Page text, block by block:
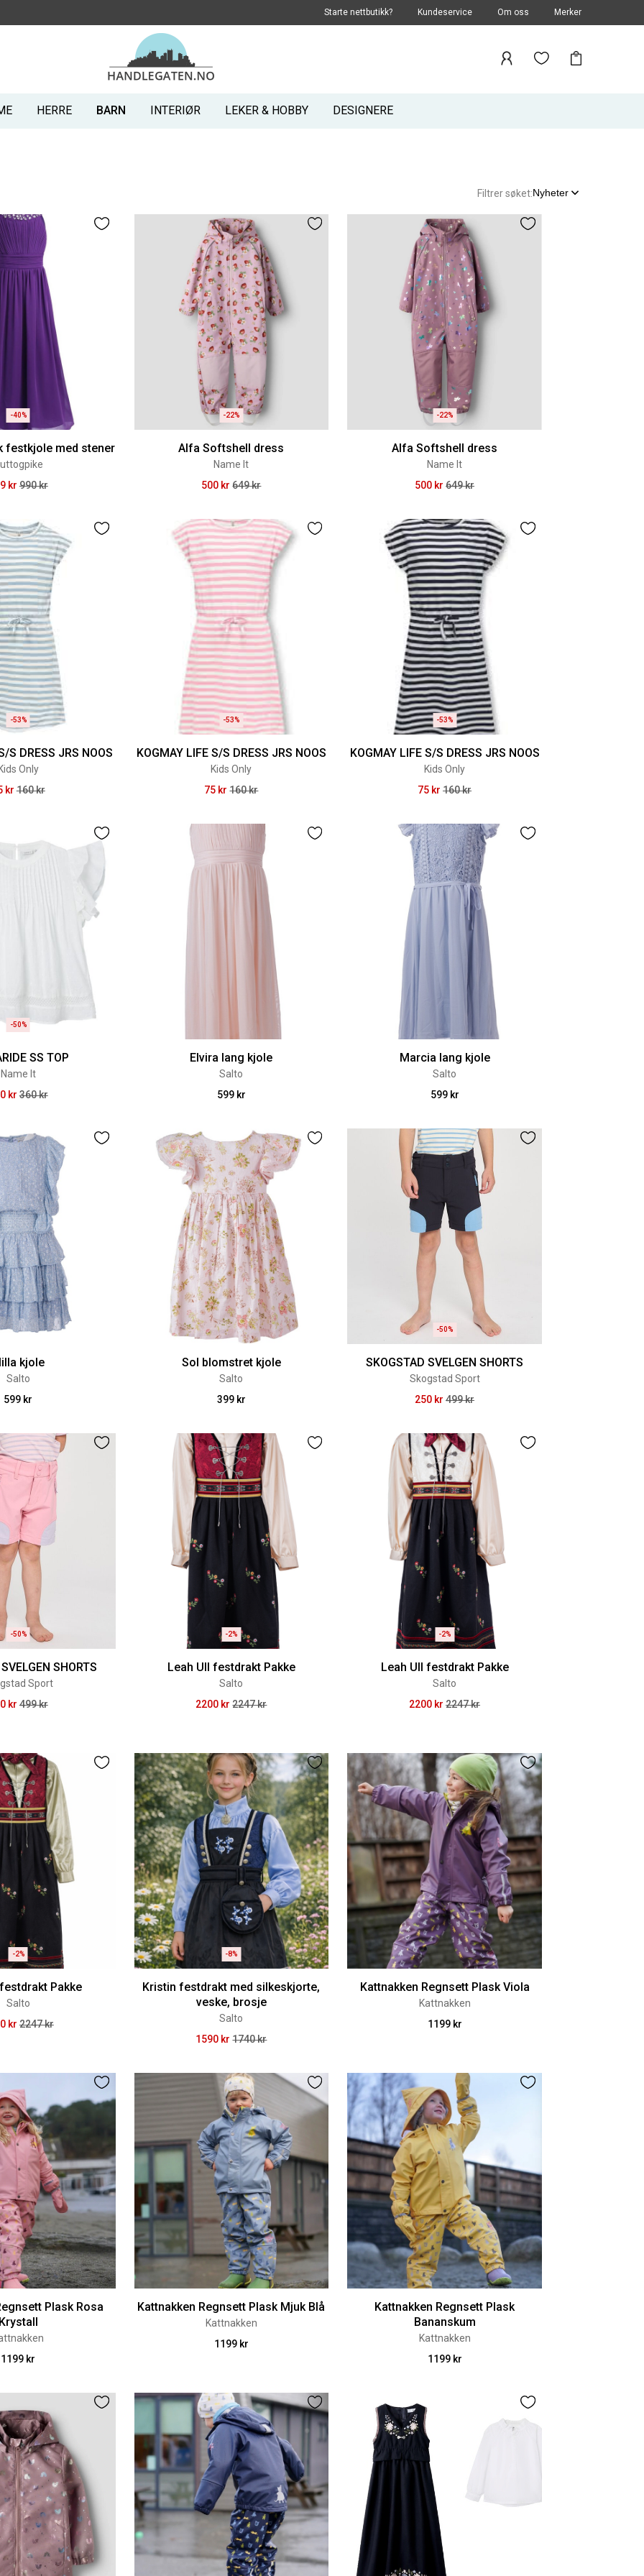
Starte nettbutikk? Kundeservice Om oss Merker
HERRE BARN INTERIØR LEKER & HOBBY DESIGNERE
Filtrer søket:Nyheter
-40%
festkjole med stener
kr 990 kr
-22%
Alfa Softshell dress
Name It
500 kr 649 kr
-22%
Alfa Softshell dress
Name It
500 kr 649 kr
-53%
S DRESS JRS NOOS
Only
kr 160 kr
-53%
KOGMAY LIFE S/S DRESS JRS NOOS
Kids Only
75 kr 160 kr
-53%
KOGMAY LIFE S/S DRESS JRS NOOS
Kids Only
75 kr 160 kr
-50%
SS TOP
Name It
kr 360 kr
Elvira lang kjole
Salto
599 kr
Marcia lang kjole
Salto
599 kr
kjole
Salto
599 kr
Sol blomstret kjole
Salto
399 kr
-50%
SKOGSTAD SVELGEN SHORTS
Skogstad Sport
250 kr 499 kr
-50%
SHORTS
Sport
kr 499 kr
-2%
Leah Ull festdrakt Pakke
Salto
2200 kr 2247 kr
-2%
Leah Ull festdrakt Pakke
Salto
2200 kr 2247 kr
-2%
Pakke
Salto
kr 2247 kr
-8%
Kristin festdrakt med silkeskjorte,
veske, brosje
Salto
1590 kr 1740 kr
Kattnakken Regnsett Plask Viola
Kattnakken
1199 kr
Plask Rosa
1199 kr
Kattnakken Regnsett Plask Mjuk Blå
Kattnakken
1199 kr
Kattnakken Regnsett Plask
Bananskum
Kattnakken
1199 kr